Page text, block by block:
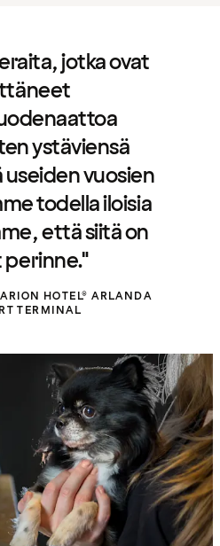
jotka ovat
ystäviensä
useiden vuosien
todella iloisia
että siitä on
HOTEL® ARLANDA
TERMINAL